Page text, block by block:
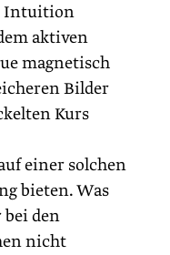
Intuition
aktiven
magnetisch
Bilder
Kurs
einer solchen
bieten. Was
den
nicht